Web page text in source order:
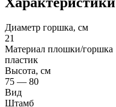
Диаметр горшка, см
21
Материал плошки/горшка
пластик
Высота, см
75 — 80
Вид
Штамб